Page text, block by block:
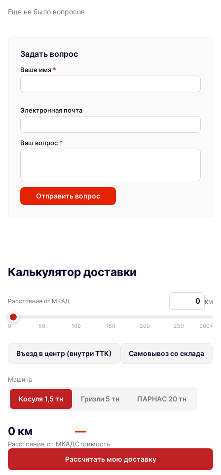
Еще не было вопросов
Задать вопрос
Ваше имя *
Электронная почта
Ваш вопрос *
Отправить вопрос
Калькулятор доставки
Расстояние от МКАД км
0 50 100 150 200 250 300+
Въезд в центр (внутри ТТК) Самовывоз со склада
Машина
Косуля 1,5 тн Гризли 5 тн ПАРНАС 20 тн
0 км
Расстояние от МКАД
—
Стоимость
Рассчитать мою доставку